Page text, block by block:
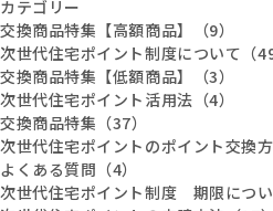
カテゴリー
交換商品特集【高額商品】（9）
次世代住宅ポイント制度について（49
交換商品特集【低額商品】（3）
次世代住宅ポイント活用法（4）
交換商品特集（37）
次世代住宅ポイントのポイント交換方
よくある質問（4）
次世代住宅ポイント制度 期限につい